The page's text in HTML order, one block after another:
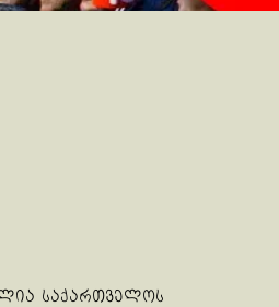
საქართველოს